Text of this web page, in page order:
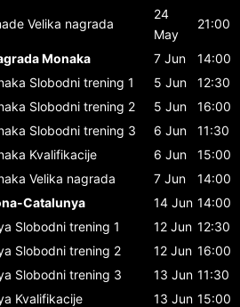
Velika nagrada
24
May
21:00
Monaka 7 Jun
14:00
Slobodni trening 1 5 Jun
12:30
Slobodni trening 2 5 Jun
16:00
Slobodni trening 3 6 Jun
11:30
Kvalifikacije 6 Jun
15:00
Velika nagrada 7 Jun
14:00
Catalunya
14 Jun 14:00
Slobodni trening 1 12 Jun 12:30
Slobodni trening 2 12 Jun 16:00
Slobodni trening 3 13 Jun 11:30
Kvalifikacije 13 Jun 15:00